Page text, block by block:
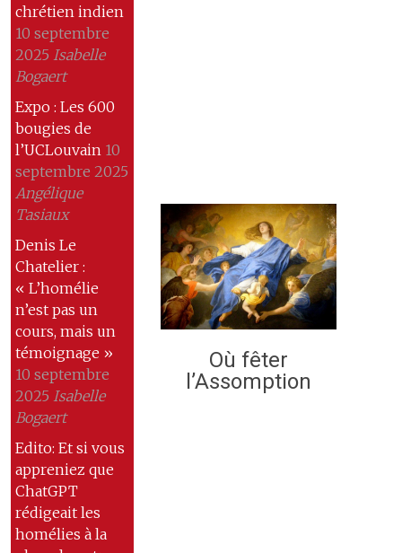
chrétien indien
10 septembre
2025 Isabelle
Bogaert
Expo : Les 600
bougies de
l’UCLouvain 10
septembre 2025
Angélique
Tasiaux
Denis Le
Chatelier :
« L’homélie
n’est pas un
cours, mais un
témoignage »
10 septembre
2025 Isabelle
Bogaert
Edito: Et si vous
appreniez que
ChatGPT
rédigeait les
homélies à la
Où fêter
l’Assomption